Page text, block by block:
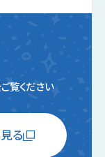
覧ください
る